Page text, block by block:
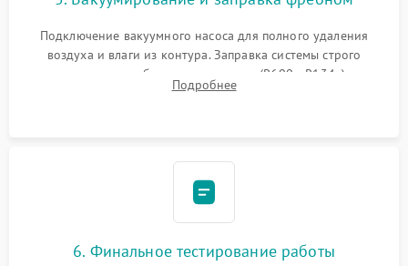
Подключение вакуумного насоса для полного удаления
воздуха и влаги из контура. Заправка системы строго
дозированным объемом хладагента (R600a, R134a) по
электронным весам. Контроль рабочего давления в системе.
Подробнее
6. Финальное тестирование работы